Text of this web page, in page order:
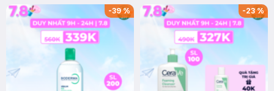
-39% -23%